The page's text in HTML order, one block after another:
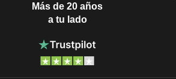
Más de 20 años
a tu lado